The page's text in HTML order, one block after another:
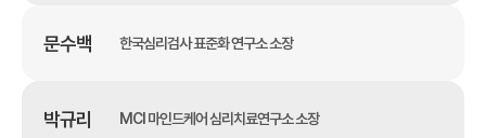
문수백 한국심리검사 표준화 연구소 소장
박규리 MCI 마인드케어 심리치료연구소 소장